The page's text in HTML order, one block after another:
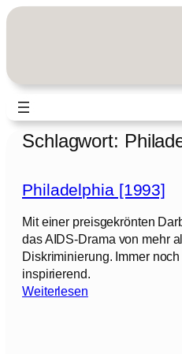
Zum
Schlagwort:
Philadelphia [1993]
Mit einer preisgekrönten
das AIDS-Drama von mehr
Diskriminierung. Immer
inspirierend.
Weiterlesen: